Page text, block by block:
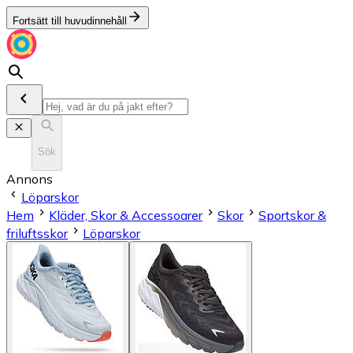
Fortsätt till huvudinnehåll
Sök
Annons
Löparskor
Hem
Kläder, Skor & Accessoarer Skor
Sportskor &
friluftsskor
Löparskor